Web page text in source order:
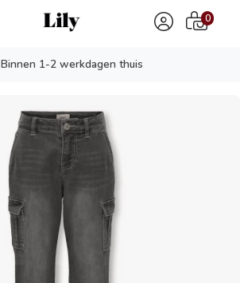
Binnen 1-2 werkdagen thuis
0